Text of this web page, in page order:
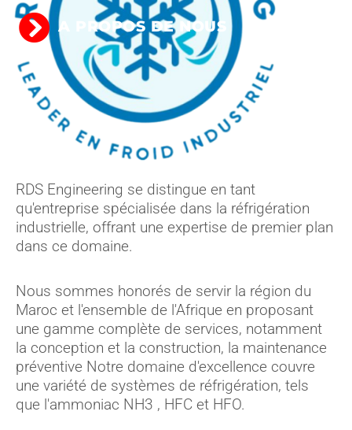
A PROPOS DE NOUS
RDS Engineering se distingue en tant
qu'entreprise spécialisée dans la réfrigération
industrielle, offrant une expertise de premier plan
dans ce domaine.
Nous sommes honorés de servir la région du
Maroc et l'ensemble de l'Afrique en proposant
une gamme complète de services, notamment
la conception et la construction, la maintenance
préventive Notre domaine d'excellence couvre
une variété de systèmes de réfrigération, tels
que l'ammoniac NH3 , HFC et HFO.